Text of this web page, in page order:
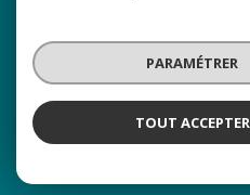
© 2026 | TOUS DROITS RÉSERVÉS |
PLAN DU SITE
NOS LIENS
PARAMÉTRER
TOUT ACCEPTER